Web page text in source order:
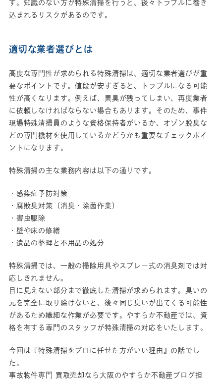
す。知識のない方が特殊清掃を行うと、後々トラブルに巻き
込まれるリスクがあるのです。
適切な業者選びとは
高度な専門性が求められる特殊清掃は、適切な業者選びが重
要なポイントです。値段が安すぎると、トラブルになる可能
性が高くなります。例えば、異臭が残ってしまい、再度業者
に依頼しなければならない場合もあります。そのため、事件
現場特殊清掃員のような資格保持者がいるか、オゾン脱臭な
どの専門機材を使用しているかどうかも重要なチェックポイ
ントになります。
特殊清掃の主な業務内容は以下の通りです。
・感染症予防対策
・腐敗臭対策（消臭・除菌作業）
・害虫駆除
・壁や床の修繕
・遺品の整理と不用品の処分
特殊清掃では、一般の掃除用具やスプレー式の消臭剤では対
応しきれません。
目に見えない部分まで徹底した清掃が求められます。臭いの
元を完全に取り除けないと、後々同じ臭いが出てくる可能性
があるため繊細な作業が必要です。やすらか不動産では、資
格を有する専⾨のスタッフが特殊清掃の対応をいたします。
今回は『特殊清掃をプロに任せた方がいい理由』の話でし
た。
事故物件専門 買取売却なら大阪のやすらか不動産ブログ担